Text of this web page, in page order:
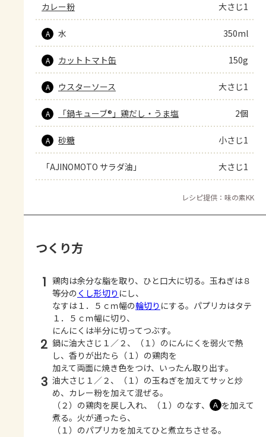
カレー粉 大さじ1
A 水 350ml
A カットトマト缶 150g
A ウスターソース 大さじ1
A 「鍋キューブ®」鶏だし・うま塩 2個
A 砂糖 小さじ1
「AJINOMOTO サラダ油」 大さじ1
レシピ提供：味の素KK
つくり方
1 鶏肉は余分な脂を取り、ひと口大に切る。玉ねぎは８
等分の くし形切り にし、
なすは１．５ｃｍ幅の輪切り にする。パプリカはタテ
１．５ｃｍ幅に切り、
にんにくは半分に切ってつぶす。
2 鍋に油大さじ１／２、（１）のにんにくを弱火で熱
し、香りが出たら（１）の鶏肉を
加えて両面に焼き色をつけ、いったん取り出す。
3 油大さじ１／２、（１）の玉ねぎを加えてサッと炒
め、カレー粉を加えて混ぜる。
（２）の鶏肉を戻し入れ、（１）のなす、
Ａ を加えて
煮る。火が通ったら、
（１）のパプリカを加えてひと煮立ちさせる。